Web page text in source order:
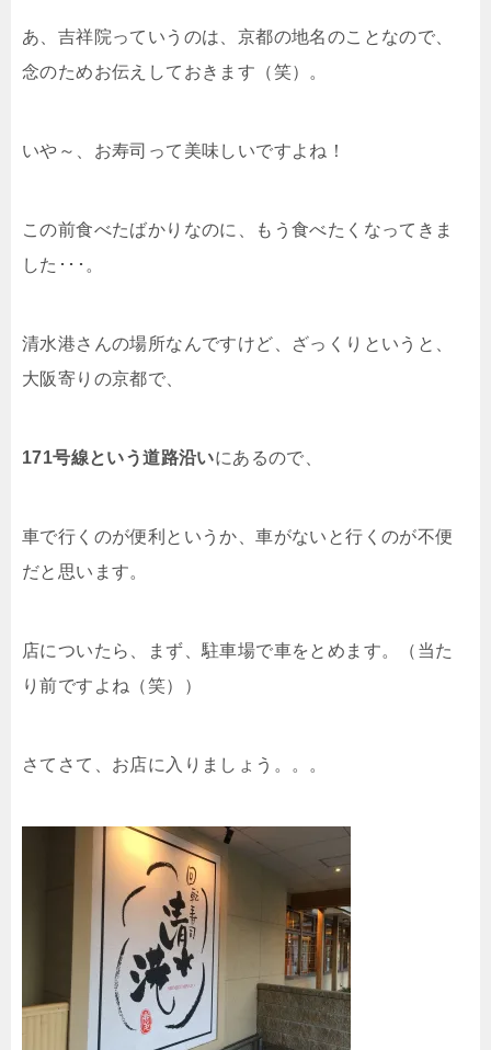
あ、吉祥院っていうのは、京都の地名のことなので、
念のためお伝えしておきます（笑）。
いや～、お寿司って美味しいですよね！
この前食べたばかりなのに、もう食べたくなってきま
した･･･。
清水港さんの場所なんですけど、ざっくりというと、
大阪寄りの京都で、
171号線という道路沿いにあるので、
車で行くのが便利というか、車がないと行くのが不便
だと思います。
店についたら、まず、駐車場で車をとめます。（当た
り前ですよね（笑））
さてさて、お店に入りましょう。。。